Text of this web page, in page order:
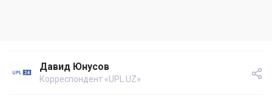
Давид Юнусов
Корреспондент «UPL.UZ»